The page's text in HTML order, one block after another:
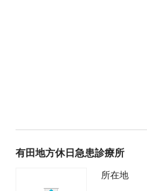
有田地方休日急患診療所
所在地